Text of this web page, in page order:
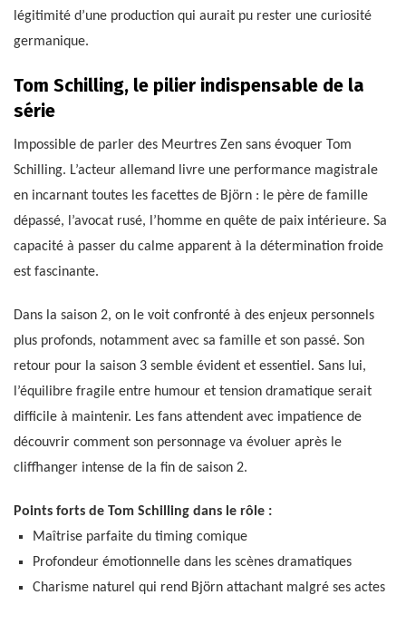
légitimité d’une production qui aurait pu rester une curiosité
germanique.
Tom Schilling, le pilier indispensable de la
série
Impossible de parler des Meurtres Zen sans évoquer Tom
Schilling. L’acteur allemand livre une performance magistrale
en incarnant toutes les facettes de Björn : le père de famille
dépassé, l’avocat rusé, l’homme en quête de paix intérieure. Sa
capacité à passer du calme apparent à la détermination froide
est fascinante.
Dans la saison 2, on le voit confronté à des enjeux personnels
plus profonds, notamment avec sa famille et son passé. Son
retour pour la saison 3 semble évident et essentiel. Sans lui,
l’équilibre fragile entre humour et tension dramatique serait
difficile à maintenir. Les fans attendent avec impatience de
découvrir comment son personnage va évoluer après le
cliffhanger intense de la fin de saison 2.
Points forts de Tom Schilling dans le rôle :
Maîtrise parfaite du timing comique
Profondeur émotionnelle dans les scènes dramatiques
Charisme naturel qui rend Björn attachant malgré ses actes